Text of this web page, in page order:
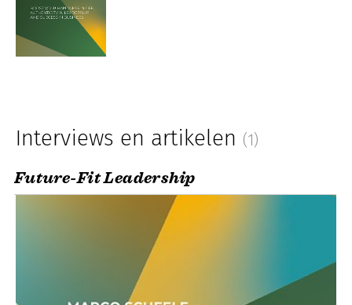
Interviews en artikelen (1)
Future-Fit Leadership